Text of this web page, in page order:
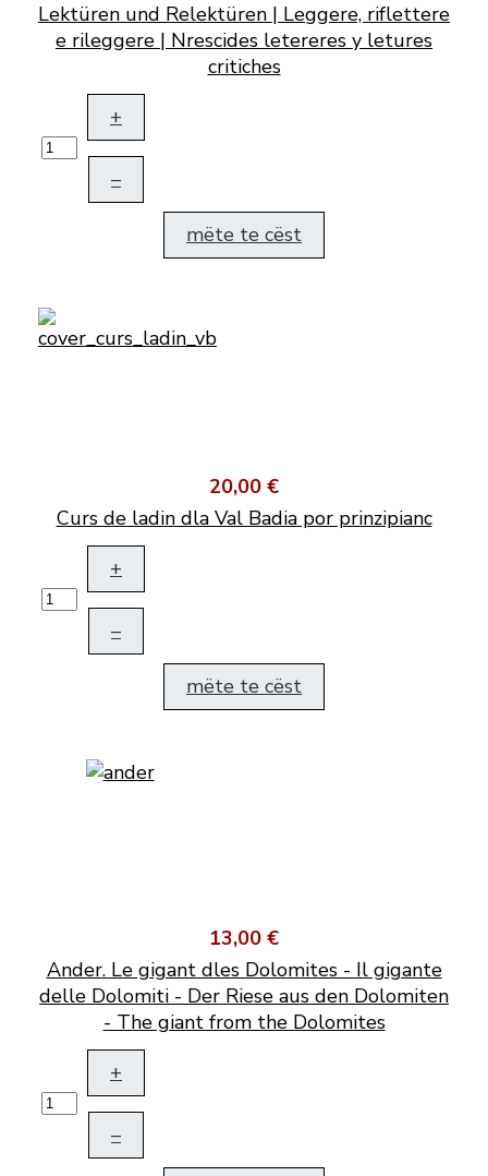
Lektüren und Relektüren | Leggere, riflettere
e rileggere | Nrescides letereres y letures
critiches
+
–
mëte te cëst
20,00 €
Curs de ladin dla Val Badia por prinzipianc
+
–
mëte te cëst
13,00 €
Ander. Le gigant dles Dolomites - Il gigante
delle Dolomiti - Der Riese aus den Dolomiten
- The giant from the Dolomites
+
–